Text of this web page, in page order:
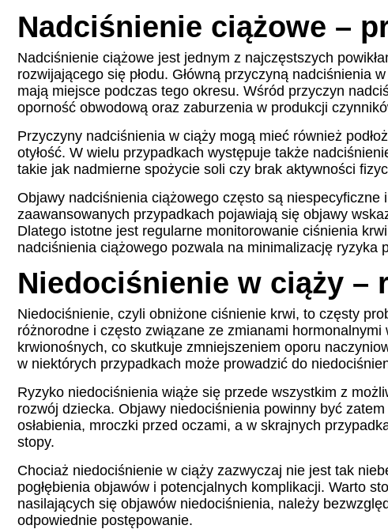
Nadciśnienie ciążowe –
Nadciśnienie ciążowe jest jednym z najczęstszych
rozwijającego się płodu. Główną przyczyną nadciśnienia
mają miejsce podczas tego okresu. Wśród przyczyn
oporność obwodową oraz zaburzenia w produkcji
Przyczyny nadciśnienia w ciąży mogą mieć również
otyłość. W wielu przypadkach występuje także
takie jak nadmierne spożycie soli czy brak aktywności
Objawy nadciśnienia ciążowego często są niespecyficzne
zaawansowanych przypadkach pojawiają się objawy
Dlatego istotne jest regularne monitorowanie ciśnienia
nadciśnienia ciążowego pozwala na minimalizację ryzyka
Niedociśnienie w ciąży –
Niedociśnienie, czyli obniżone ciśnienie krwi, to częsty
różnorodne i często związane ze zmianami
krwionośnych, co skutkuje zmniejszeniem oporu
w niektórych przypadkach może prowadzić do
Ryzyko niedociśnienia wiąże się przede wszystkim z
rozwój dziecka. Objawy niedociśnienia powinny być
osłabienia, mroczki przed oczami, a w skrajnych
stopy.
Chociaż niedociśnienie w ciąży zazwyczaj nie jest tak
pogłębienia objawów i potencjalnych komplikacji. Warto
nasilających się objawów niedociśnienia, należy
odpowiednie postępowanie.